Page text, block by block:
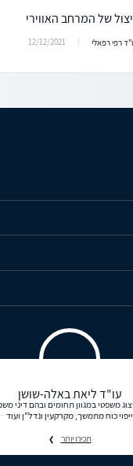
של המרחב האווירי
רפי רפאלי 12/12/2021
עו"ד ליאת באלה-שושן
משפטי במגוון תחומים ובהם דיני
ייפוי כוח מתמשך, מקרקעין ונדל"ן ועוד
תכירו יותר